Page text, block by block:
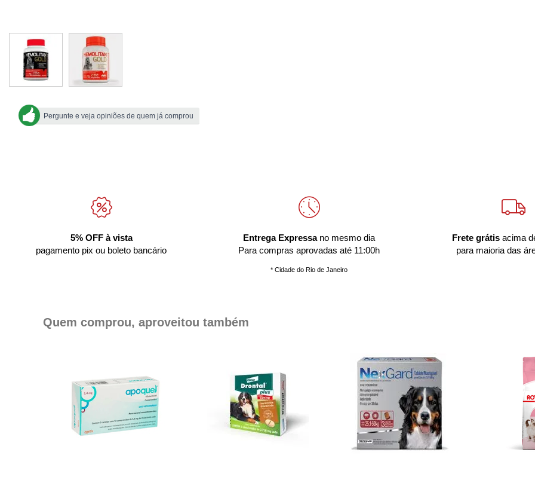
Pergunte e veja opiniões de quem já comprou
5% OFF à vista
pagamento pix ou boleto bancário
Entrega Expressano mesmo dia
Para compras aprovadas até 11:00h
* Cidade do Rio de Janeiro
Frete grátisacima
para maioria das
Quem comprou, aproveitou também